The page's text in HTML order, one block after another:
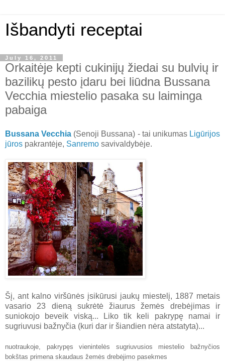
Išbandyti receptai
July 16, 2011
Orkaitėje kepti cukinijų žiedai su bulvių ir
bazilikų pesto įdaru bei liūdna Bussana
Vecchia miestelio pasaka su laiminga
pabaiga
Bussana Vecchia (Senoji Bussana) - tai unikumas Ligūrijos
jūros pakrantėje, Sanremo savivaldybėje.
Šį, ant kalno viršūnės įsikūrusi jaukų miestelį, 1887 metais
vasario 23 dieną sukrėtė žiaurus žemės drebėjimas ir
suniokojo beveik viską... Liko tik keli pakrypę namai ir
sugriuvusi bažnyčia (kuri dar ir šiandien nėra atstatyta)...
nuotraukoje, pakrypęs vienintelės sugriuvusios miestelio bažnyčios
bokštas primena skaudaus žemės drebėjimo pasekmes